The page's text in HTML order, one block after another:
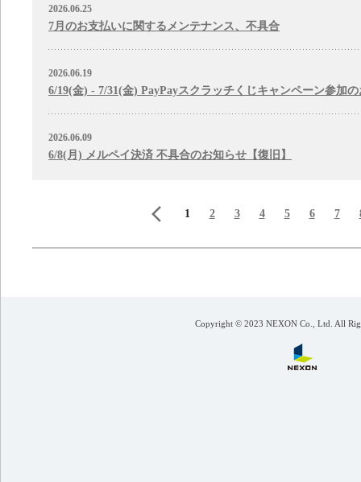
2026.06.25
7月のお支払いに関するメンテナンス、不具合
2026.06.19
6/19(金) - 7/31(金) PayPayスクラッチくじキャンペーン参加
2026.06.09
6/8(月) メルペイ決済 不具合のお知らせ【復旧】
前のページ
1 2 3 4 5 6 7
Copyright © 2023 NEXON Co., Ltd. All